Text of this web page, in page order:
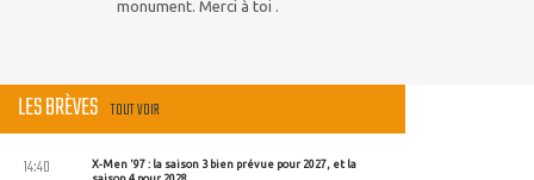
monument. Merci à toi .
LES BRÈVES TOUT VOIR
X-Men '97 : la saison 3 bien prévue pour 2027, et la
14:40